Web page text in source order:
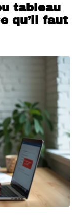
tableau
qu’il faut